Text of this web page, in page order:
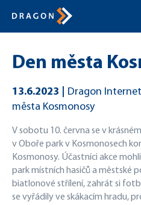
Den města
13.6.2023
Dragon
města Kosmonosy
V sobotu 10. června se v
v Oboře park v Kosmonosech
Kosmonosy. Účastníci akce
park místních hasičů a městské
biatlonové střílení, zahrát si
se vyřádily ve skákacím hradu,